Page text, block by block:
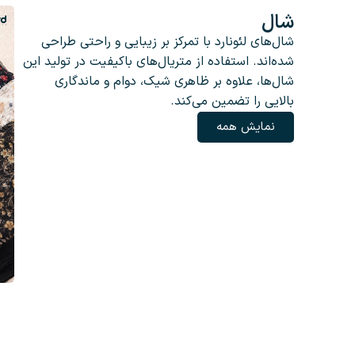
شال
شال‌های لئونارد با تمرکز بر زیبایی و راحتی طراحی
شده‌اند. استفاده از متریال‌های باکیفیت در تولید این
شال‌ها، علاوه بر ظاهری شیک، دوام و ماندگاری
بالایی را تضمین می‌کند.
نمایش همه